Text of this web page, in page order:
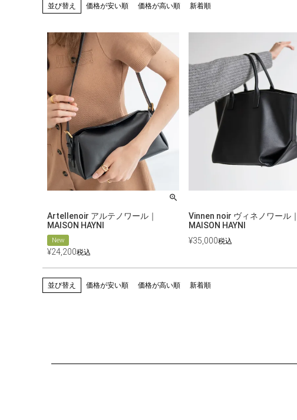
並び替え 価格が安い順 価格が高い順 新着順
Artellenoir アルテノワール｜
MAISON HAYNI
New
¥24,200税込
Vinnen noir ヴィネノワール｜
MAISON HAYNI
¥35,000税込
並び替え 価格が安い順 価格が高い順 新着順